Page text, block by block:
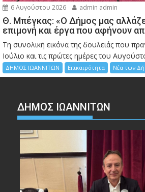
6 Αυγούστου 2026 admin admin
Θ. Μπέγκας: «Ο Δήμος μας
επιμονή και έργα που αφήνουν
Τη συνολική εικόνα της δουλειάς που
Ιούλιο και τις πρώτες ημέρες του
ΔΗΜΟΣ ΙΩΑΝΝΙΤΩΝ Επικαιρότητα Νέα των
ΔΗΜΟΣ ΙΩΑΝΝΙΤΩΝ